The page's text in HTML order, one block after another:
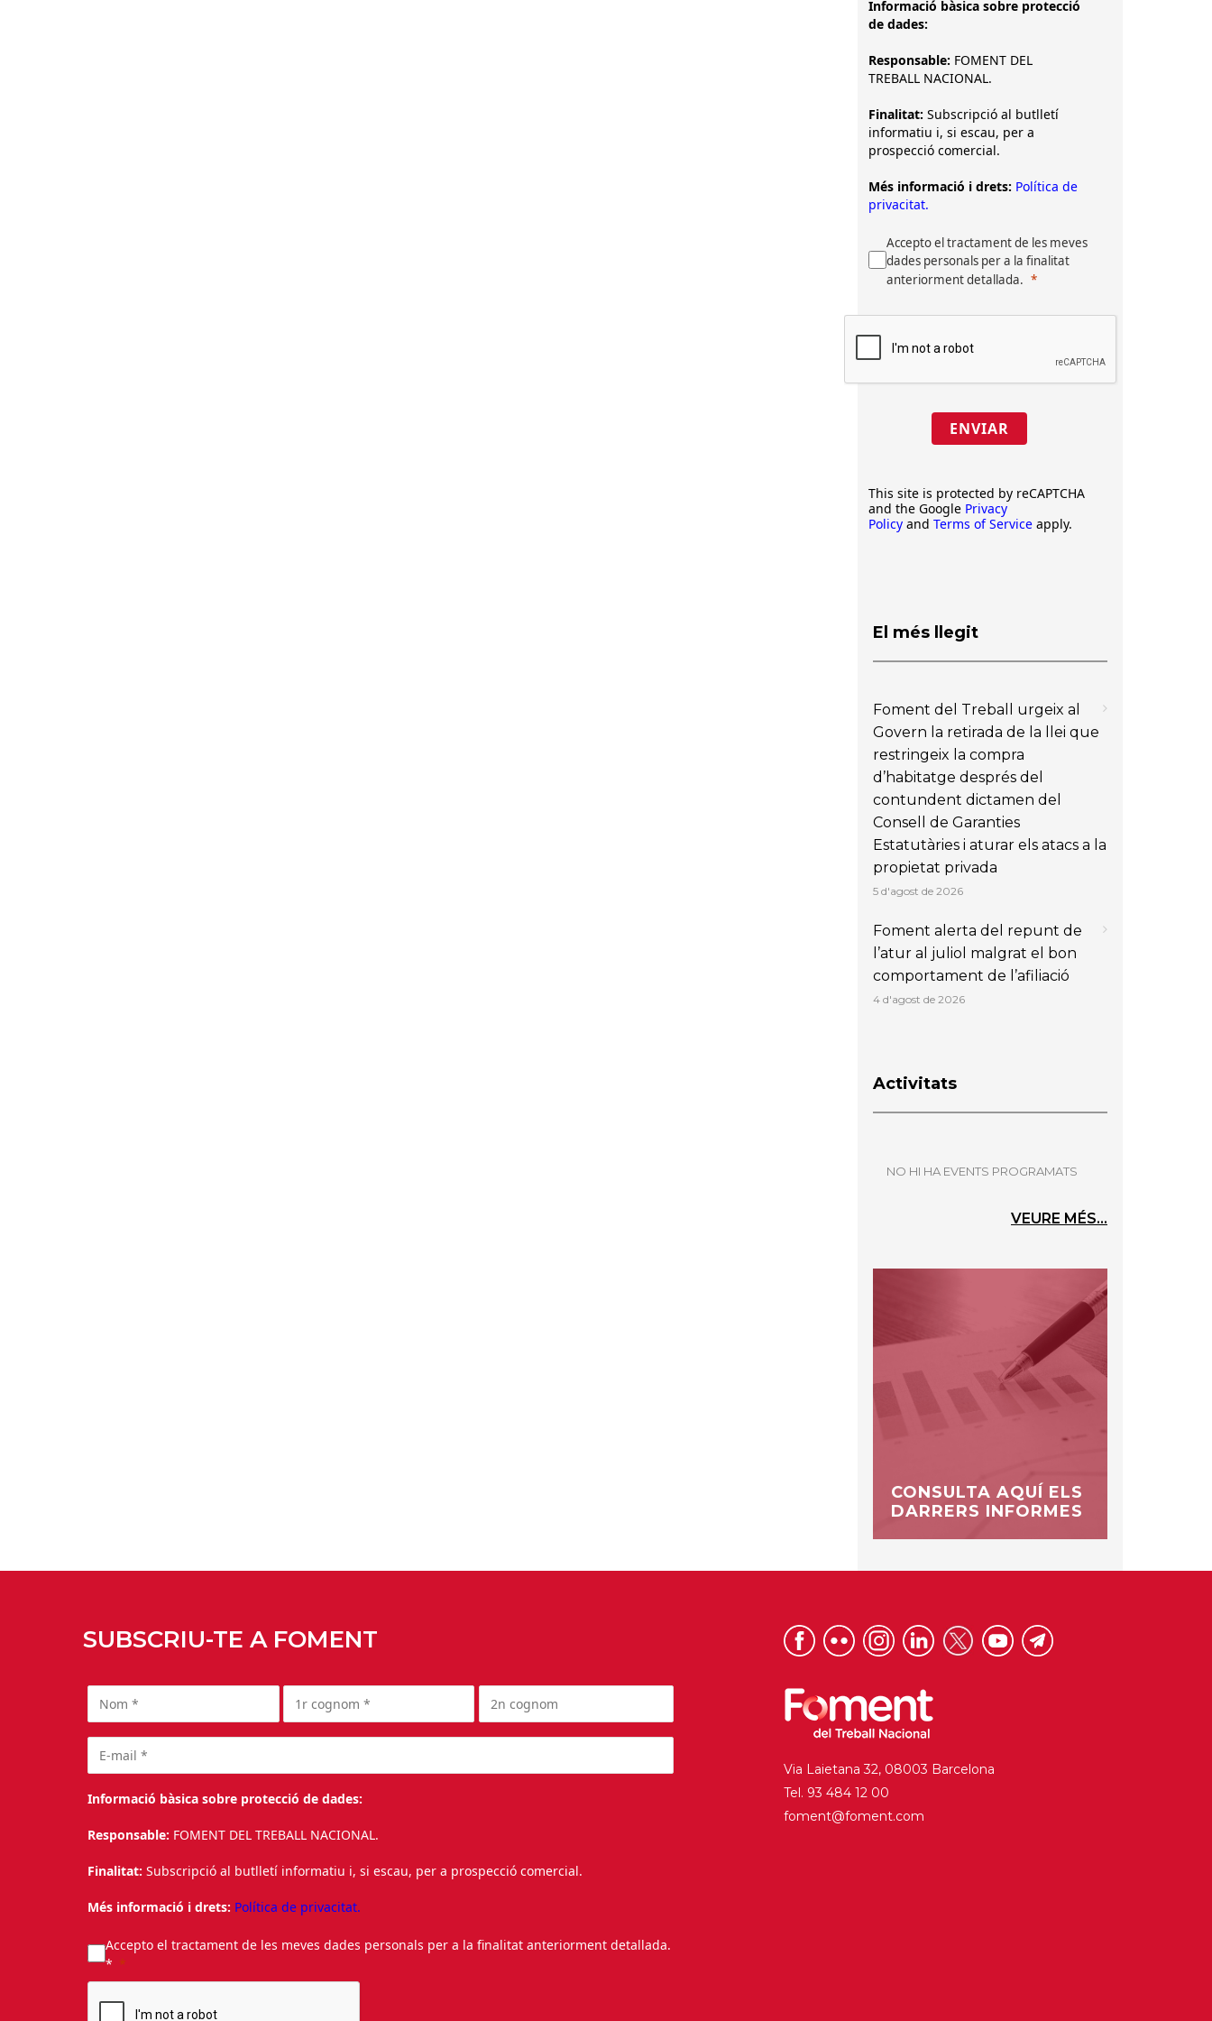
Informació bàsica sobre protecció
de dades:
Responsable: FOMENT DEL
TREBALL NACIONAL.
Finalitat: Subscripció al butlletí
informatiu i, si escau, per a
prospecció comercial.
Més informació i drets: Política de
privacitat.
Accepto el tractament de les meves
dades personals per a la finalitat
anteriorment detallada.
ENVIAR
This site is protected by reCAPTCHA
and the Google Privacy
Policy and Terms of Service apply.
El més llegit
Foment del Treball urgeix al
Govern la retirada de la llei que
restringeix la compra
d’habitatge després del
contundent dictamen del
Consell de Garanties
Estatutàries i aturar els atacs a la
propietat privada
5 d'agost de 2026
Foment alerta del repunt de
l’atur al juliol malgrat el bon
comportament de l’afiliació
4 d'agost de 2026
Activitats
NO HI HA EVENTS PROGRAMATS
VEURE MÉS...
CONSULTA AQUÍ ELS
DARRERS INFORMES
SUBSCRIU-TE A FOMENT
Informació bàsica sobre protecció de dades:
Responsable: FOMENT DEL TREBALL NACIONAL.
Finalitat: Subscripció al butlletí informatiu i, si escau, per a prospecció comercial.
Més informació i drets: Política de privacitat.
Accepto el tractament de les meves dades personals per a la finalitat anteriorment detallada.
*
Via Laietana 32, 08003 Barcelona
Tel. 93 484 12 00
foment@foment.com